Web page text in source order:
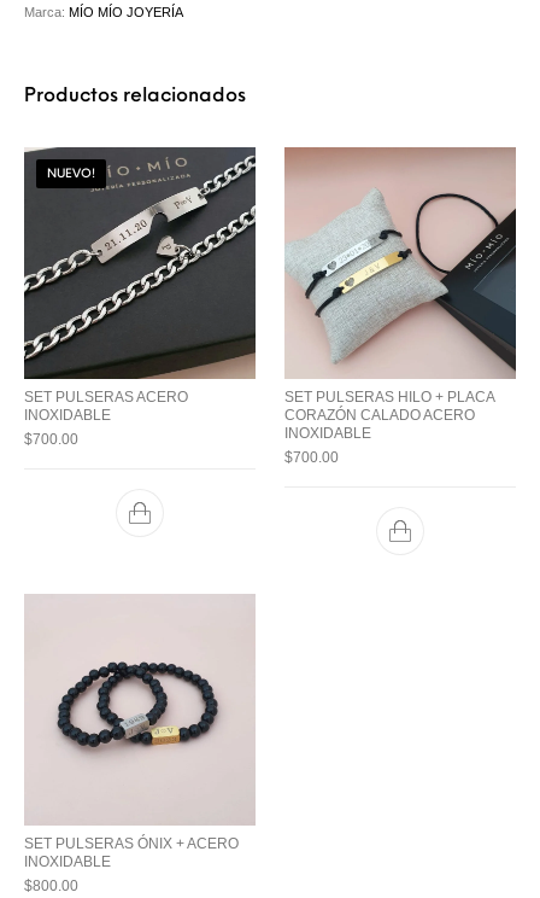
Marca: MÍO MÍO JOYERÍA
Productos relacionados
NUEVO!
SET PULSERAS ACERO
INOXIDABLE
$700.00
SET PULSERAS HILO + PLACA
CORAZÓN CALADO ACERO
INOXIDABLE
$700.00
SET PULSERAS ÓNIX + ACERO
INOXIDABLE
$800.00